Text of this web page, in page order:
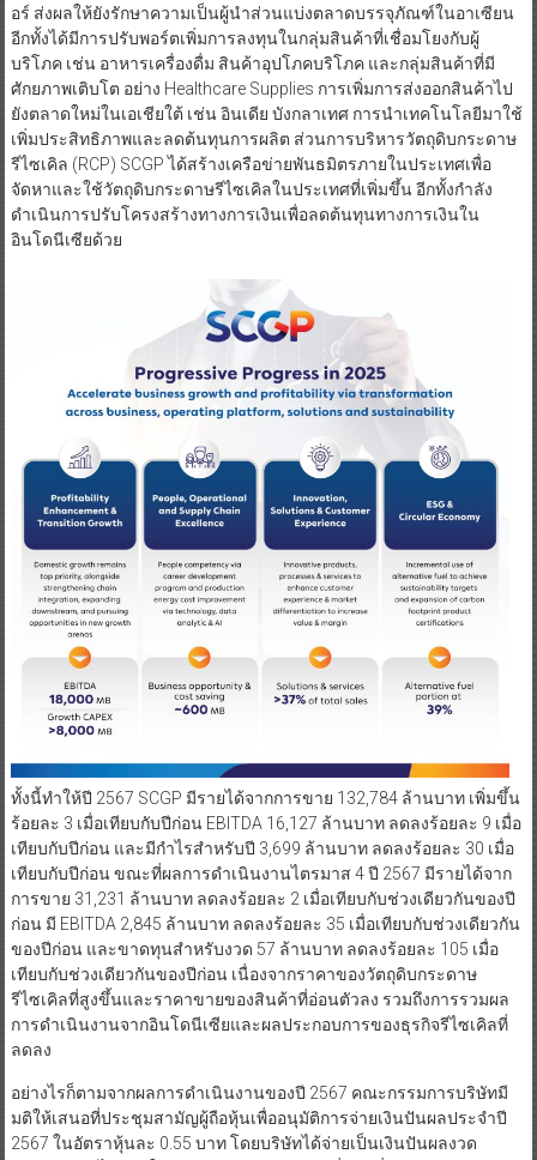
อร์ ส่งผลให้ยังรักษาความเป็นผู้นำส่วนแบ่งตลาดบรรจุภัณฑ์ในอาเซียน
อีกทั้งได้มีการปรับพอร์ตเพิ่มการลงทุนในกลุ่มสินค้าที่เชื่อมโยงกับผู้
บริโภค เช่น อาหารเครื่องดื่ม สินค้าอุปโภคบริโภค และกลุ่มสินค้าที่มี
ศักยภาพเติบโต อย่าง Healthcare Supplies การเพิ่มการส่งออกสินค้าไป
ยังตลาดใหม่ในเอเชียใต้ เช่น อินเดีย บังกลาเทศ การนำเทคโนโลยีมาใช้
เพิ่มประสิทธิภาพและลดต้นทุนการผลิต ส่วนการบริหารวัตถุดิบกระดาษ
รีไซเคิล (RCP) SCGP ได้สร้างเครือข่ายพันธมิตรภายในประเทศเพื่อ
จัดหาและใช้วัตถุดิบกระดาษรีไซเคิลในประเทศที่เพิ่มขึ้น อีกทั้งกำลัง
ดำเนินการปรับโครงสร้างทางการเงินเพื่อลดต้นทุนทางการเงินใน
อินโดนีเซียด้วย
ทั้งนี้ทำให้ปี 2567 SCGP มีรายได้จากการขาย 132,784 ล้านบาท เพิ่มขึ้น
ร้อยละ 3 เมื่อเทียบกับปีก่อน EBITDA 16,127 ล้านบาท ลดลงร้อยละ 9 เมื่อ
เทียบกับปีก่อน และมีกำไรสำหรับปี 3,699 ล้านบาท ลดลงร้อยละ 30 เมื่อ
เทียบกับปีก่อน ขณะที่ผลการดำเนินงานไตรมาส 4 ปี 2567 มีรายได้จาก
การขาย 31,231 ล้านบาท ลดลงร้อยละ 2 เมื่อเทียบกับช่วงเดียวกันของปี
ก่อน มี EBITDA 2,845 ล้านบาท ลดลงร้อยละ 35 เมื่อเทียบกับช่วงเดียวกัน
ของปีก่อน และขาดทุนสำหรับงวด 57 ล้านบาท ลดลงร้อยละ 105 เมื่อ
เทียบกับช่วงเดียวกันของปีก่อน เนื่องจากราคาของวัตถุดิบกระดาษ
รีไซเคิลที่สูงขึ้นและราคาขายของสินค้าที่อ่อนตัวลง รวมถึงการรวมผล
การดำเนินงานจากอินโดนีเซียและผลประกอบการของธุรกิจรีไซเคิลที่
ลดลง
อย่างไรก็ตามจากผลการดำเนินงานของปี 2567 คณะกรรมการบริษัทมี
มติให้เสนอที่ประชุมสามัญผู้ถือหุ้นเพื่ออนุมัติการจ่ายเงินปันผลประจำปี
2567 ในอัตราหุ้นละ 0.55 บาท โดยบริษัทได้จ่ายเป็นเงินปันผลงวด